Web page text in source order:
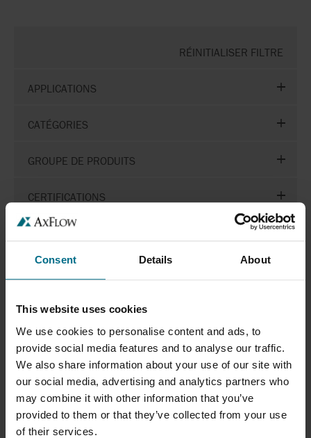
Consent Details About
This website uses cookies
We use cookies to personalise content and ads, to
provide social media features and to analyse our traffic.
We also share information about your use of our site with
our social media, advertising and analytics partners who
may combine it with other information that you’ve
provided to them or that they’ve collected from your use
of their services.
RÉINITIALISER FILTRE
APPLICATIONS
CATÉGORIES
GROUPE DE PRODUITS
CERTIFICATIONS
POMPE À ROTOR NOYÉ TEIKOKU
Pompe à rotor noyé Teikoku pour produits
toxiques...